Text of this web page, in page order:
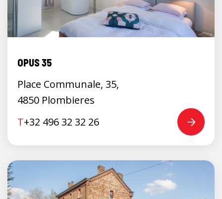
OPUS 35
Place Communale, 35,
4850 Plombieres
T+32 496 32 32 26